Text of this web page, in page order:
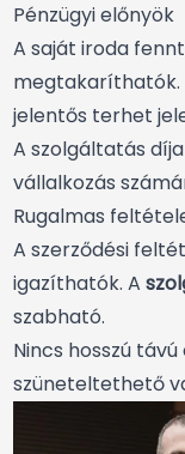
Pénzügyi előnyök
A saját iroda
megtakaríthatók.
jelentős terhet
A szolgáltatás
vállalkozás
Rugalmas
A szerződési
igazíthatók. A
szabható.
Nincs hosszú
szüneteltethető